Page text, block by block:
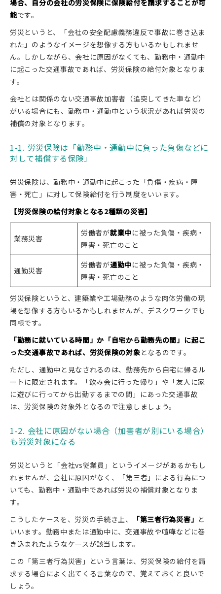
場合、自分の会社の労災保険に保険給付を請求することが可
能です。
労災というと、「会社の安全配慮義務違反で事故に巻き込ま
れた」のようなイメージを想像する方もいるかもしれませ
ん。しかしながら、会社に原因がなくても、勤務中・通勤中
に起こった交通事故であれば、労災保険の給付対象となりま
す。
会社とは関係のない交通事故加害者（追突してきた車など）
がいる場合にも、勤務中・通勤中という状況があれば労災の
補償の対象となります。
1-1. 労災保険は「勤務中・通勤中に負った負傷などに
対して補償する保険」
労災保険は、勤務中・通勤中に起こった「負傷・疾病・障
害・死亡」に対して保険給付を行う制度をいいます。
【労災保険の給付対象となる2種類の災害】
業務災害
労働者が就業中に被った負傷・疾病・
障害・死亡のこと
通勤災害
労働者が通勤中に被った負傷・疾病・
障害・死亡のこと
労災保険というと、建築業や工場勤務のような肉体労働の現
場を想像する方もいるかもしれませんが、デスクワークでも
同様です。
「勤務に就いている時間」か「自宅から勤務先の間」に起こ
った交通事故であれば、労災保険の対象となるのです。
ただし、通勤中と見なされるのは、勤務先から自宅に帰るル
ートに限定されます。「飲み会に行った帰り」や「友人に家
に遊びに行ってから出勤するまでの間」にあった交通事故
は、労災保険の対象外となるので注意しましょう。
1-2. 会社に原因がない場合（加害者が別にいる場合）
も労災対象になる
労災というと「会社vs従業員」というイメージがあるかもし
れませんが、会社に原因がなく、「第三者」による行為につ
いても、勤務中・通勤中であれば労災の補償対象となりま
す。
こうしたケースを、労災の手続き上、
「第三者行為災害」 と
いいます。勤務中または通勤中に、交通事故や喧嘩などに巻
き込まれたようなケースが該当します。
この「第三者行為災害」という言葉は、労災保険の給付を請
求する場合によく出てくる言葉なので、覚えておくと良いで
しょう。